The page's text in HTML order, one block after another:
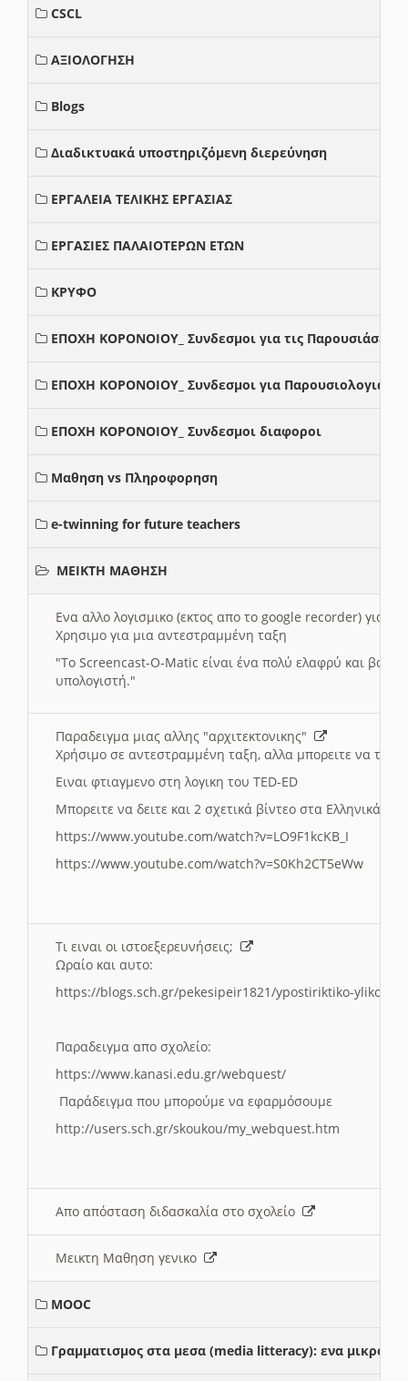
CSCL
ΑΞΙΟΛΟΓΗΣΗ
Blogs
Διαδικτυακά υποστηριζόμενη διερεύνηση
ΕΡΓΑΛΕΙΑ ΤΕΛΙΚΗΣ ΕΡΓΑΣΙΑΣ
ΕΡΓΑΣΙΕΣ ΠΑΛΑΙΟΤΕΡΩΝ ΕΤΩΝ
ΚΡΥΦΟ
ΕΠΟΧΗ ΚΟΡΟΝΟΙΟΥ_ Συνδεσμοι για τις Παρουσιάσεις
ΕΠΟΧΗ ΚΟΡΟΝΟΙΟΥ_ Συνδεσμοι για Παρουσιολογια
ΕΠΟΧΗ ΚΟΡΟΝΟΙΟΥ_ Συνδεσμοι διαφοροι
Μαθηση vs Πληροφορηση
e-twinning for future teachers
ΜΕΙΚΤΗ ΜΑΘΗΣΗ
Ενα αλλο λογισμικο (εκτος απο το google recorder) για
Χρησιμο για μια αντεστραμμένη ταξη
"To Screencast-O-Matic είναι ένα πολύ ελαφρύ και
υπολογιστή."
Παραδειγμα μιας αλλης "αρχιτεκτονικης"
Χρήσιμο σε αντεστραμμένη ταξη, αλλα μπορειτε να το
Ειναι φτιαγμενο στη λογικη του TED-ED
Μπορειτε να δειτε και 2 σχετικά βίντεο στα Ελληνικά:
https://www.youtube.com/watch?v=LO9F1kcKB_I
https://www.youtube.com/watch?v=S0Kh2CT5eWw
Τι ειναι οι ιστοεξερευνήσεις;
Ωραίο και αυτο:
https://blogs.sch.gr/pekesipeir1821/ypostiriktiko-yliko/
Παραδειγμα απο σχολείο:
https://www.kanasi.edu.gr/webquest/
Παράδειγμα που μπορούμε να εφαρμόσουμε
http://users.sch.gr/skoukou/my_webquest.htm
Απο απόσταση διδασκαλία στο σχολείο
Μεικτη Μαθηση γενικο
MOOC
Γραμματισμος στα μεσα (media litteracy): ενα μικρο